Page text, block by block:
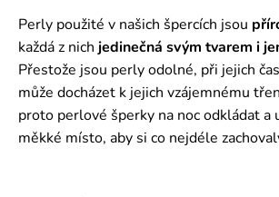
Perly použité v našich špercích jsou
každá z nich jedinečná svým tvarem i
Přestože jsou perly odolné, při jejich
může docházet k jejich vzájemnému
proto perlové šperky na noc odkládat a
měkké místo, aby si co nejdéle